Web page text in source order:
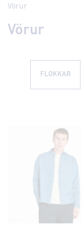
Vörur
Vörur
FLOKKAR